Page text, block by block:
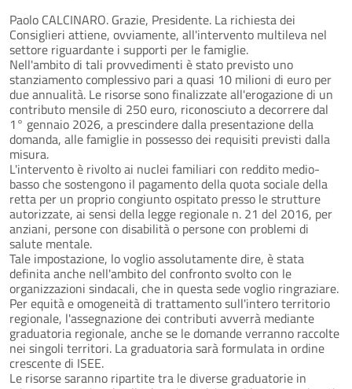
Paolo CALCINARO. Grazie, Presidente. La richiesta dei
Consiglieri attiene, ovviamente, all'intervento multileva nel
settore riguardante i supporti per le famiglie.
Nell'ambito di tali provvedimenti è stato previsto uno
stanziamento complessivo pari a quasi 10 milioni di euro per
due annualità. Le risorse sono finalizzate all'erogazione di un
contributo mensile di 250 euro, riconosciuto a decorrere dal
1° gennaio 2026, a prescindere dalla presentazione della
domanda, alle famiglie in possesso dei requisiti previsti dalla
misura.
L'intervento è rivolto ai nuclei familiari con reddito medio-
basso che sostengono il pagamento della quota sociale della
retta per un proprio congiunto ospitato presso le strutture
autorizzate, ai sensi della legge regionale n. 21 del 2016, per
anziani, persone con disabilità o persone con problemi di
salute mentale.
Tale impostazione, lo voglio assolutamente dire, è stata
definita anche nell'ambito del confronto svolto con le
organizzazioni sindacali, che in questa sede voglio ringraziare.
Per equità e omogeneità di trattamento sull'intero territorio
regionale, l'assegnazione dei contributi avverrà mediante
graduatoria regionale, anche se le domande verranno raccolte
nei singoli territori. La graduatoria sarà formulata in ordine
crescente di ISEE.
Le risorse saranno ripartite tra le diverse graduatorie in